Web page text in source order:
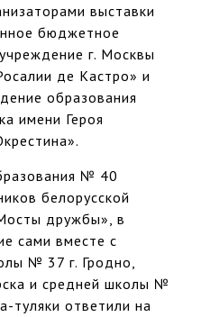
выставки
бюджетное
г. Москвы
де Кастро» и
образования
имени Героя
№ 40
белорусской
дружбы», в
сами вместе с
№ 37 г. Гродно,
и средней школы №
туляки ответили на